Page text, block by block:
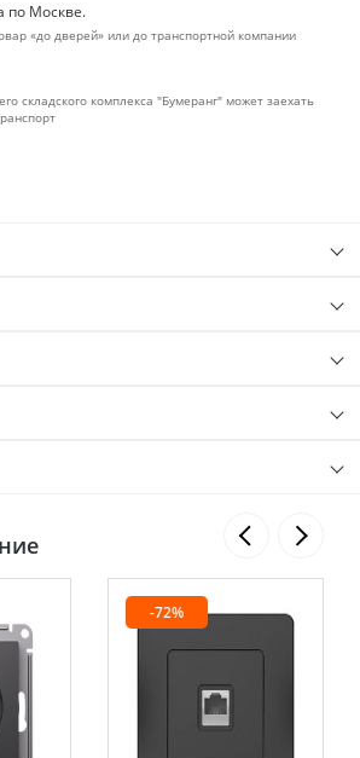
по Москве.
«до дверей» или до транспортной компании
складского комплекса "Бумеранг" может заехать
-72%